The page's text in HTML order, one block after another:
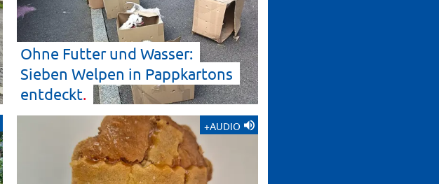
Ohne Futter und Wasser:
Sieben Welpen in Pappkartons
entdeckt
+AUDIO